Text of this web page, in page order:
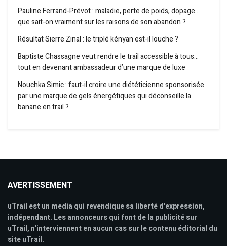
Pauline Ferrand-Prévot : maladie, perte de poids, dopage…
que sait-on vraiment sur les raisons de son abandon ?
Résultat Sierre Zinal : le triplé kényan est-il louche ?
Baptiste Chassagne veut rendre le trail accessible à tous…
tout en devenant ambassadeur d’une marque de luxe
Nouchka Simic : faut-il croire une diététicienne sponsorisée
par une marque de gels énergétiques qui déconseille la
banane en trail ?
AVERTISSEMENT
uTrail est un media qui revendique sa liberté d'expression,
indépendant. Les annonceurs qui font de la publicité sur
uTrail, n'interviennent en aucun cas sur le contenu éditorial du
site uTrail.